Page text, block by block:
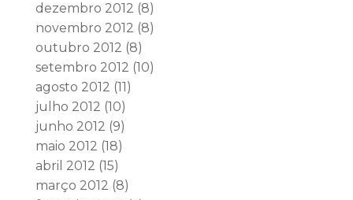
dezembro 2012 (8)
novembro 2012 (8)
outubro 2012 (8)
setembro 2012 (10)
agosto 2012 (11)
julho 2012 (10)
junho 2012 (9)
maio 2012 (18)
abril 2012 (15)
março 2012 (8)